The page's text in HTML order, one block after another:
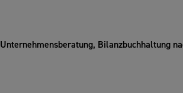
Unternehmensberatung, Bilanzbuchhaltung